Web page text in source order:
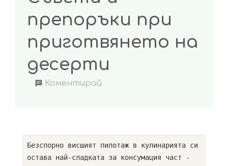
препоръки при
приготвянето на
десерти
Коментирай
при
приготвянето
Безспорно висшият пилотаж в кулинарията си
остава най-сладката за консумация част -